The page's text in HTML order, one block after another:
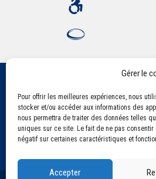
Gérer le
Pour offrir les meilleures expériences, nous
stocker et/ou accéder aux informations des
nous permettra de traiter des données telles
uniques sur ce site. Le fait de ne pas
négatif sur certaines caractéristiques et
Accepter
Association Sportive
84, boulevard Léon
CS 80221 - 63021